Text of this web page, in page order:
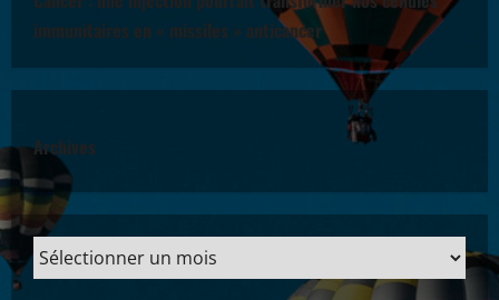
immunitaires en « missiles » anticancer
Archives